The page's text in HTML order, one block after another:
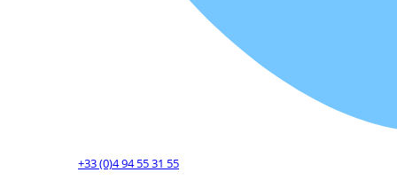
+33 (0)4 94 55 31 55